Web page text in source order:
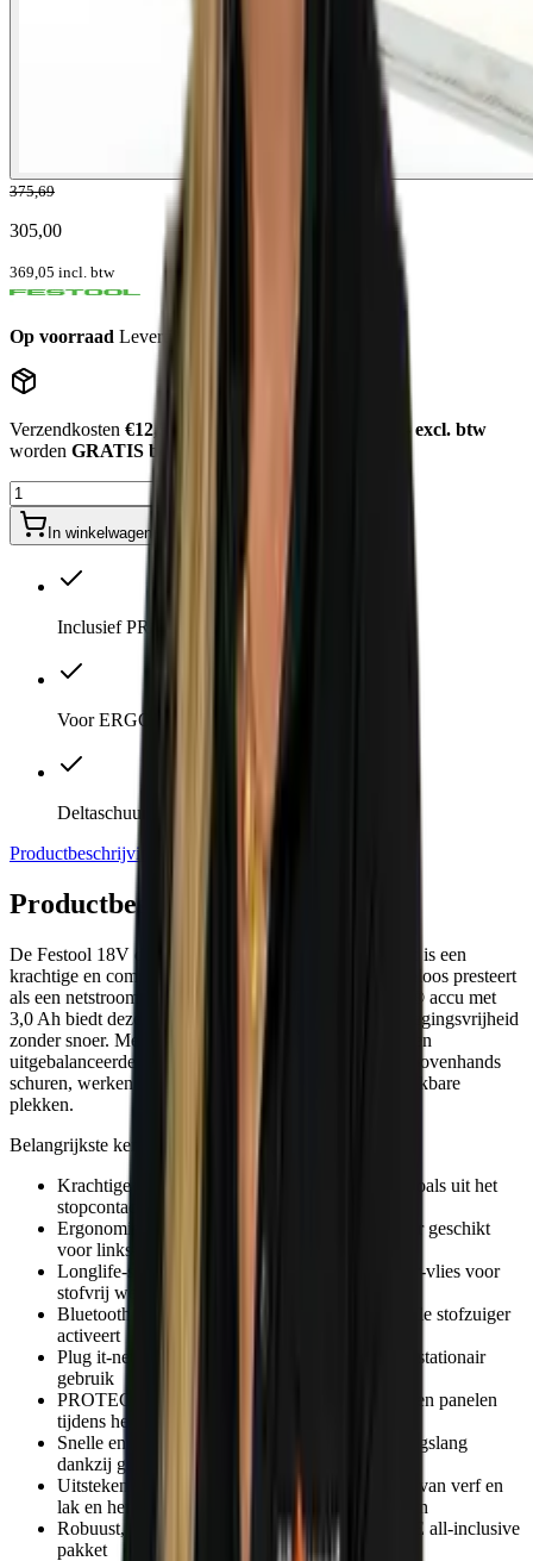
375,69
305,00
369,05 incl. btw
Op voorraad Levertijd: 1-2 werkdagen
Verzendkosten €12,50
boven de €750,- excl. btw
worden GRATIS bezorgd
In winkelwagen
Inclusief PROTECTOR en Systainer
Voor ERGO-accu of netstroom
Deltaschuurzool van 100 x 150/7 mm
Productbeschrijving
Direct meebestellen
Productbeschrijving
De Festool 18V deltaschuurmachine DTSC 400-Basic is een
krachtige en compacte accu-schuurmachine die moeiteloos presteert
als een netstroomapparaat. Dankzij de 18V Bluetooth® accu met
3,0 Ah biedt deze machine optimale mobiliteit en bewegingsvrijheid
zonder snoer. Met een gewicht van slechts 1,4 kg en een
uitgebalanceerde gewichtsverdeling is hij ideaal voor bovenhands
schuren, werken op verticale vlakken en moeilijk bereikbare
plekken.
Belangrijkste kenmerken:
Krachtige 18V EC-TEC motor voor prestaties zoals uit het
stopcontact
Ergonomisch ontwerp met softgrip en schakelaar geschikt
voor links- en rechtshandigen
Longlife-stofopvangzak van duurzaam polyester-vlies voor
stofvrij werken
Bluetooth® accu die automatisch een compatibele stofzuiger
activeert
Plug it-netadapter voor onbegrensde looptijd en stationair
gebruik
PROTECTOR voor bescherming van kozijnen en panelen
tijdens het schuren
Snelle en veilige aansluiting van stofzak of afzuigslang
dankzij geïntegreerde bajonetafsluiting
Uitstekend geschikt voor fijnschuren, afschuren van verf en
lak en het werken op kleine, smalle oppervlakken
Robuust, duurzaam en inclusief 3 jaar SERVICE all-inclusive
pakket